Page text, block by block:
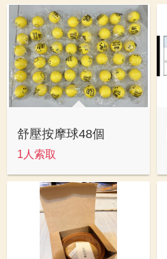
舒壓按摩球48個
1人索取